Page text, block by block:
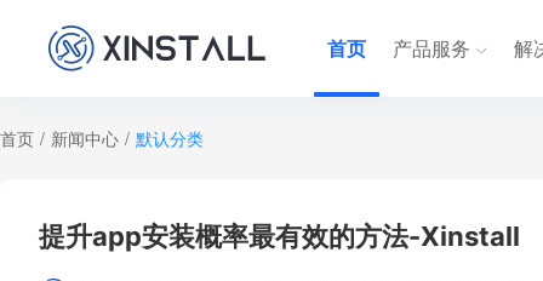
首页 产品服务 解
首页 / 新闻中心 / 默认分类
提升app安装概率最有效的方法-Xinstall